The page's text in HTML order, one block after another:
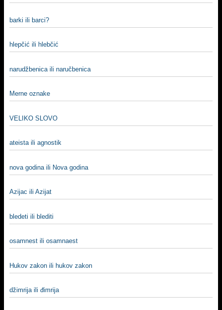
barki ili barci?
hlepčić ili hlebčić
narudžbenica ili naručbenica
Merne oznake
VELIKO SLOVO
ateista ili agnostik
nova godina ili Nova godina
Azijac ili Azijat
bledeti ili blediti
osamnest ili osamnaest
Hukov zakon ili hukov zakon
džimrija ili đimrija